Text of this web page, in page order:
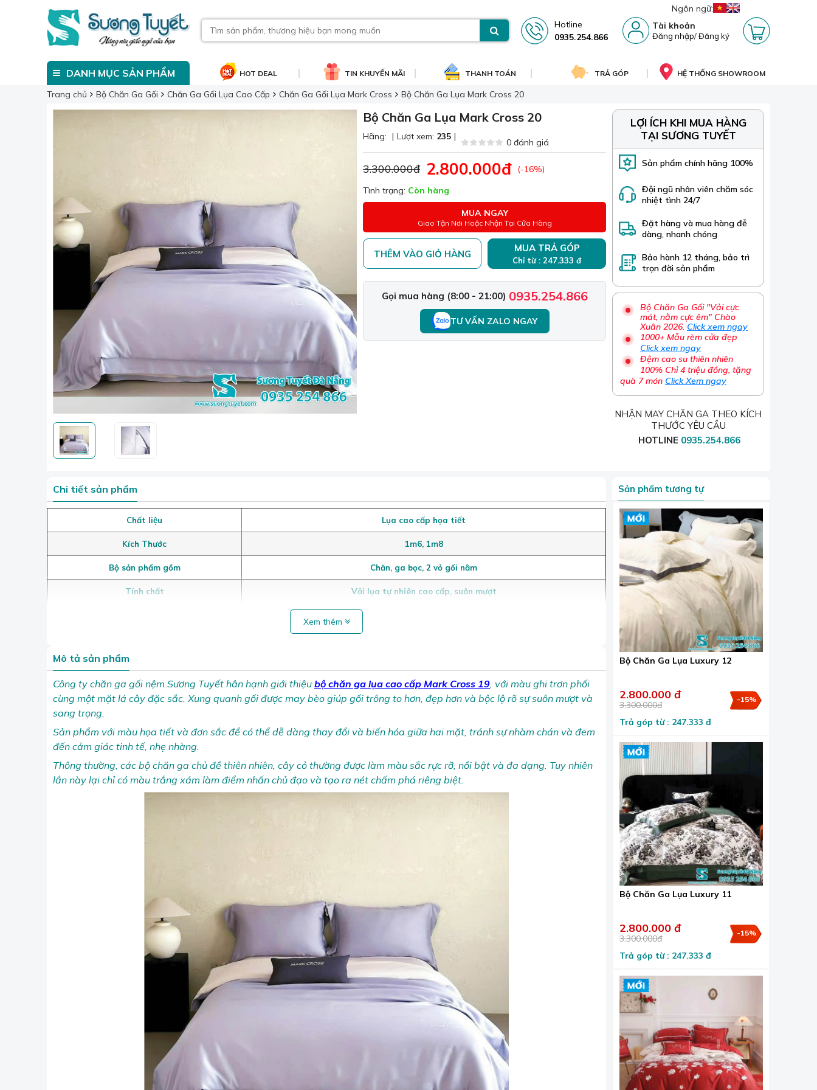
Ngôn ngữ:
Hotline
0935.254.866
Tài khoản
Đăng nhập/Đăng ký
DANH MỤC SẢN PHẨM HOT DEAL TIN KHUYẾN MÃI THANH TOÁN TRẢ GÓP HỆ THỐNG SHOWROOM
Trang chủ Bộ Chăn Ga Gối Chăn Ga Gối Lụa Cao Cấp Chăn Ga Gối Lụa Mark Cross Bộ Chăn Ga Lụa Mark Cross 20
Bộ Chăn Ga Lụa Mark Cross 20
Hãng: | Lượt xem: 235 |
0 đánh giá
3.300.000đ 2.800.000đ
(-16%)
Tình trạng: Còn hàng
MUA NGAY
Giao Tận Nơi Hoặc Nhận Tại Cửa Hàng
THÊM VÀO GIỎ HÀNG MUA TRẢ GÓP
Chỉ từ : 247.333 đ
Gọi mua hàng (8:00 - 21:00) 0935.254.866
TƯ VẤN ZALO NGAY
LỢI ÍCH KHI MUA HÀNG
TẠI SƯƠNG TUYẾT
Sản phẩm chính hãng 100%
Đội ngũ nhân viên chăm sóc
nhiệt tình 24/7
Đặt hàng và mua hàng đễ
dàng, nhanh chóng
Bảo hành 12 tháng, bảo trì
trọn đời sản phẩm
Bộ Chăn Ga Gối "Vải cực
mát, nằm cực êm" Chào
Xuân 2026. Click xem ngay
1000+ Mẫu rèm cửa đẹp
Click xem ngay
Đệm cao su thiên nhiên
100% Chỉ 4 triệu đồng, tặng
quà 7 món Click Xem ngay
NHẬN MAY CHĂN GA THEO KÍCH
THƯỚC YÊU CẦU
HOTLINE 0935.254.866
Chi tiết sản phẩm
Chất liệu Lụa cao cấp họa tiết
Kích Thước 1m6, 1m8
Bộ sản phẩm gồm Chăn, ga bọc, 2 vỏ gối nằm
Tính chất Vải lụa tự nhiên cao cấp, suôn mượt
Xem thêm
Mô tả sản phẩm
Công ty chăn ga gối nệm Sương Tuyết hân hạnh giới thiệu bộ chăn ga lụa cao cấp Mark Cross 19, với màu ghi trơn phối
cùng một mặt lá cây đặc sắc.Xung quanh gối được may bèo giúp gối trông to hơn, đẹp hơn và bộc lộ rõ sự suôn mượt và
sang trọng.
Sản phẩm với màu họa tiết và đơn sắc để có thể dễ dàng thay đổi và biến hóa giữa hai mặt, tránh sự nhàm chán và đem
đến cảm giác tinh tế, nhẹ nhàng.
Thông thường, các bộ chăn ga chủ đề thiên nhiên, cây cỏ thường được làm màu sắc rực rỡ, nổi bật và đa dạng. Tuy nhiên
lần này lại chỉ có màu trắng xám làm điểm nhấn chủ đạo và tạo ra nét chấm phá riêng biệt.
Sản phẩm tương tự
Bộ Chăn Ga Lụa Luxury 12
2.800.000 đ
3.300.000đ
-15%
Trả góp từ : 247.333 đ
Bộ Chăn Ga Lụa Luxury 11
2.800.000 đ
3.300.000đ
-15%
Trả góp từ : 247.333 đ